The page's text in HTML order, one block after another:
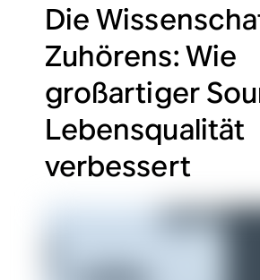
Die
Zuhörens: Wie
großartiger
Lebensqualität
verbessert